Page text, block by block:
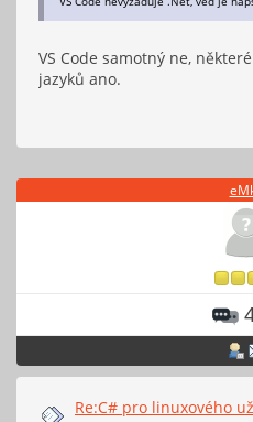
VS Code samotný ne,
jazyků ano.
Re:C# pro linuxového